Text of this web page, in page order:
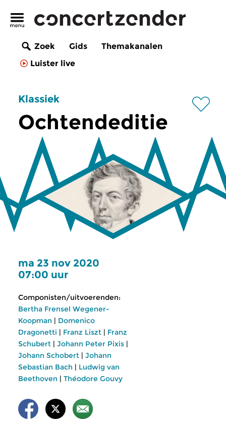
Zoek Gids
Themakanalen
Luister live
Klassiek
Ochtendeditie
ma 23 nov 2020
07:00 uur
Componisten/uitvoerenden:
Bertha Frensel Wegener-
Koopman | Domenico
Dragonetti | Franz Liszt | Franz
Schubert | Johann Peter Pixis |
Johann Schobert | Johann
Sebastian Bach | Ludwig van
Beethoven | Théodore Gouvy